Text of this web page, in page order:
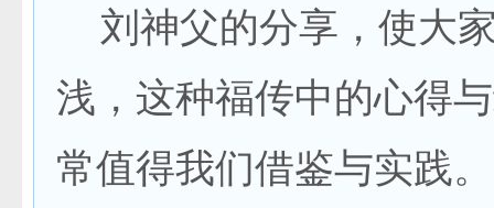
刘神父的分享，使大
浅，这种福传中的心得
常值得我们借鉴与实践。